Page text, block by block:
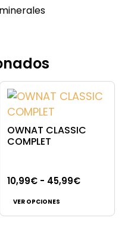
OWNAT CLASSIC
COMPLET
10,99€ - 45,99€Rango
precios:
VER OPCIONES
producto